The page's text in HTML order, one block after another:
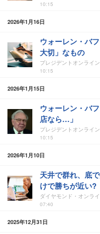
10:15
2026年1月16日
ウォーレン・バ
大切」なもの
プレジデントオンライン
10:15
2026年1月15日
ウォーレン・バ
店なら…」
プレジデントオンライン
10:15
2026年1月10日
天井で群れ、底
けで勝ちが近い?
ダイヤモンド・オンラ
07:40
2025年12月31日